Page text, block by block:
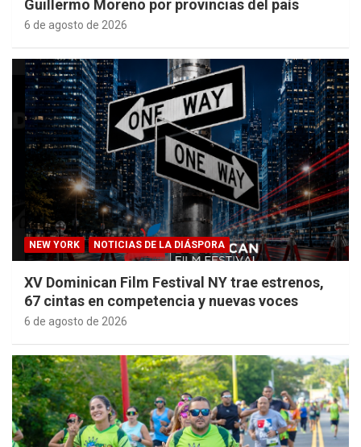
Guillermo Moreno por provincias del país
6 de agosto de 2026
NEW YORK NOTICIAS DE LA DIÁSPORA
XV Dominican Film Festival NY trae estrenos,
67 cintas en competencia y nuevas voces
6 de agosto de 2026